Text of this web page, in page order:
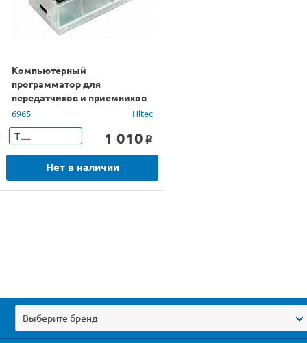
Компьютерный
программатор для
передатчиков и приемников
HITEC
6965 Hitec
Т 1 010 o
Нет в наличии
Выберите бренд